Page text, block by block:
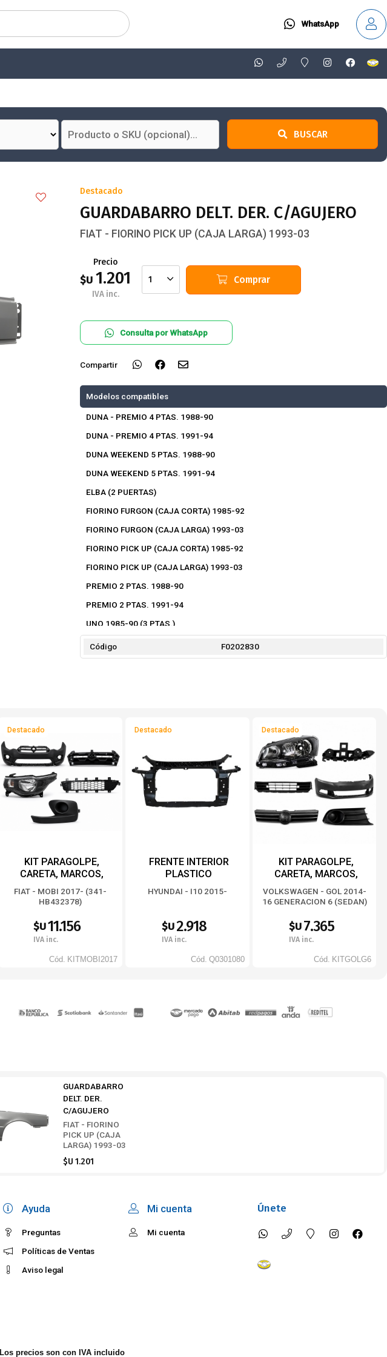
WhatsApp
BUSCAR
Destacado
GUARDABARRO DELT. DER. C/AGUJERO
FIAT - FIORINO PICK UP (CAJA LARGA) 1993-03
Precio
$U 1.201
IVA inc.
1 Comprar
Consulta por WhatsApp
Compartir
Modelos compatibles
DUNA - PREMIO 4 PTAS. 1988-90
DUNA - PREMIO 4 PTAS. 1991-94
DUNA WEEKEND 5 PTAS. 1988-90
DUNA WEEKEND 5 PTAS. 1991-94
ELBA (2 PUERTAS)
FIORINO FURGON (CAJA CORTA) 1985-92
FIORINO FURGON (CAJA LARGA) 1993-03
FIORINO PICK UP (CAJA CORTA) 1985-92
FIORINO PICK UP (CAJA LARGA) 1993-03
PREMIO 2 PTAS. 1988-90
PREMIO 2 PTAS. 1991-94
UNO 1985-90 (3 PTAS.)
UNO 1991-04 (3 PTAS.)
UNO 1991-04 (5 PTAS.)
Código F0202830
Destacado
KIT PARAGOLPE,
CARETA, MARCOS,
REJILLA, SEMIOPTICAS
FIAT MOBI 2017-
FIAT - MOBI 2017- (341-
HB432378)
$U11.156
IVA inc.
Cód. KITMOBI2017
Destacado
FRENTE INTERIOR
PLASTICO
HYUNDAI - I10 2015-
$U2.918
IVA inc.
Cód. Q0301080
Destacado
KIT PARAGOLPE,
CARETA, MARCOS,
REJILLA, GUÍAS,
SEMIOPTICAS
WVGOLG6
VOLKSWAGEN - GOL 2014-
16 GENERACION 6 (SEDAN)
$U 7.365
IVA inc.
Cód. KITGOLG6
GUARDABARRO
DELT. DER.
C/AGUJERO
FIAT - FIORINO
PICK UP (CAJA
LARGA) 1993-03
$U 1.201
Ayuda
Preguntas
Políticas de Ventas
Aviso legal
Mi cuenta
Mi cuenta
Únete
Los precios son con IVA incluido